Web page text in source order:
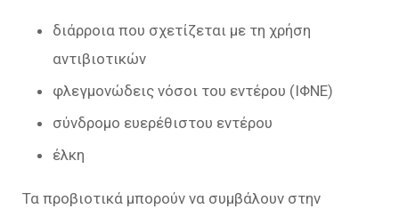
διάρροια που σχετίζεται με τη χρήση
αντιβιοτικών
φλεγμονώδεις νόσοι του εντέρου (ΙΦΝΕ)
σύνδρομο ευερέθιστου εντέρου
έλκη
Τα προβιοτικά μπορούν να συμβάλουν στην